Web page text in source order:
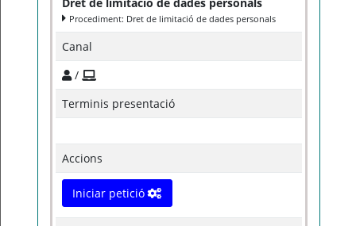
Procediment: Dret de limitació de dades personals
Canal
/
Terminis presentació
Accions
Iniciar petició